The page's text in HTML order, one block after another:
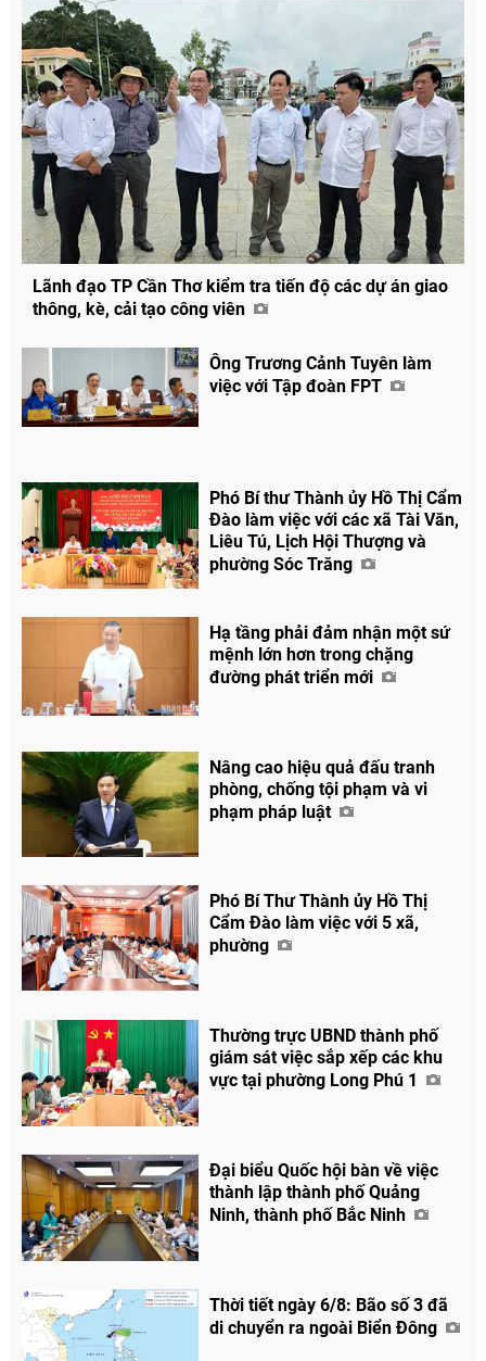
Facebook
Lãnh đạo TP Cần Thơ kiểm tra tiến độ các dự án giao
thông, kè, cải tạo công viên
Ông Trương Cảnh Tuyên làm
việc với Tập đoàn FPT
Phó Bí thư Thành ủy Hồ Thị Cẩm
Đào làm việc với các xã Tài Văn,
Liêu Tú, Lịch Hội Thượng và
phường Sóc Trăng
Hạ tầng phải đảm nhận một sứ
mệnh lớn hơn trong chặng
đường phát triển mới
Nâng cao hiệu quả đấu tranh
phòng, chống tội phạm và vi
phạm pháp luật
Phó Bí Thư Thành ủy Hồ Thị
Cẩm Đào làm việc với 5 xã,
phường
Thường trực UBND thành phố
giám sát việc sắp xếp các khu
vực tại phường Long Phú 1
Đại biểu Quốc hội bàn về việc
thành lập thành phố Quảng
Ninh, thành phố Bắc Ninh
Thời tiết ngày 6/8: Bão số 3 đã
di chuyển ra ngoài Biển Đông